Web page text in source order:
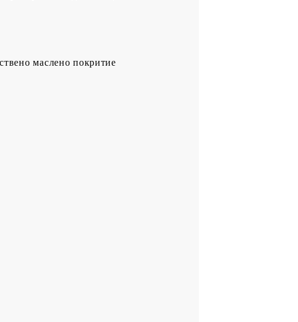
маслено покритие